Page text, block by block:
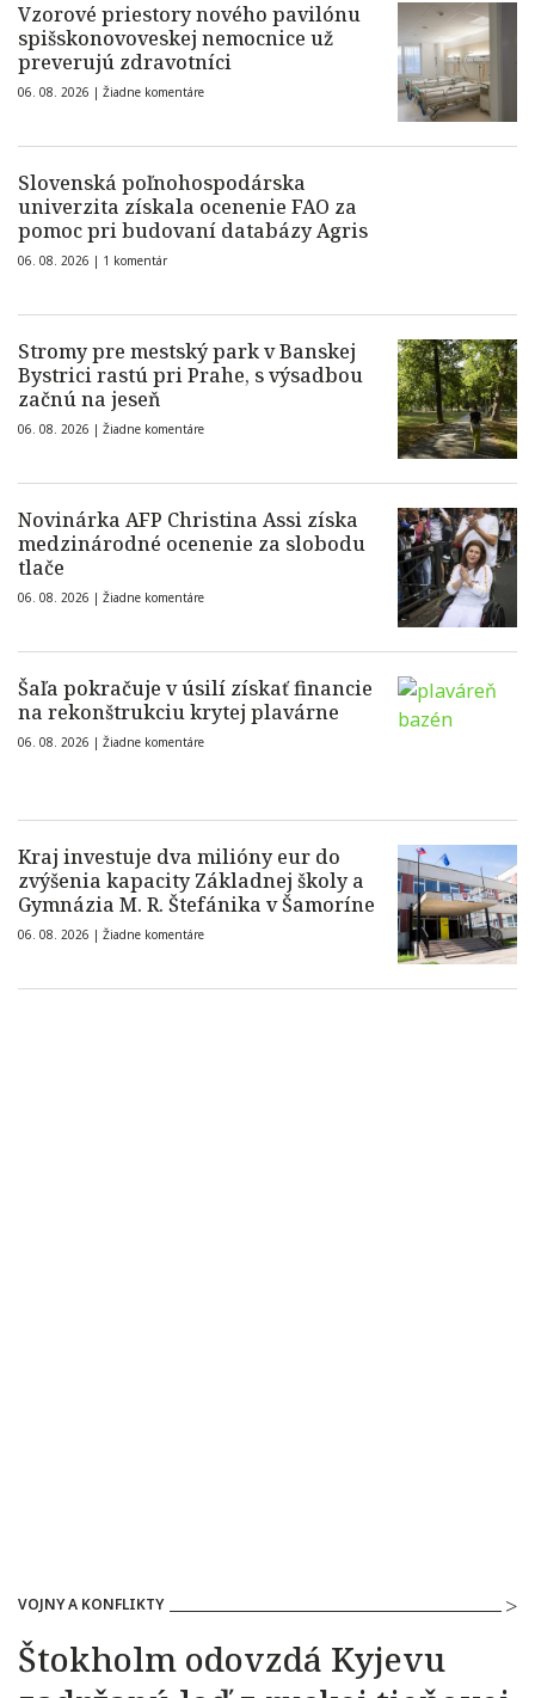
Vzorové priestory nového pavilónu
spišskonovoveskej nemocnice už
preverujú zdravotníci
06. 08. 2026 | Žiadne komentáre
Slovenská poľnohospodárska
univerzita získala ocenenie FAO za
pomoc pri budovaní databázy Agris
06. 08. 2026 | 1 komentár
Stromy pre mestský park v Banskej
Bystrici rastú pri Prahe, s výsadbou
začnú na jeseň
06. 08. 2026 | Žiadne komentáre
Novinárka AFP Christina Assi získa
medzinárodné ocenenie za slobodu
tlače
06. 08. 2026 | Žiadne komentáre
Šaľa pokračuje v úsilí získať financie
na rekonštrukciu krytej plavárne
06. 08. 2026 | Žiadne komentáre
Kraj investuje dva milióny eur do
zvýšenia kapacity Základnej školy a
Gymnázia M. R. Štefánika v Šamoríne
06. 08. 2026 | Žiadne komentáre
VOJNY A KONFLIKTY
Štokholm odovzdá Kyjevu